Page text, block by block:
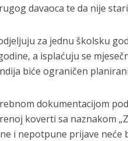
davaoca te da nije
za jednu školsku
a isplaćuju se
biće ograničen
dokumentacijom
koverti sa naznakom
i nepotpune prijave neće